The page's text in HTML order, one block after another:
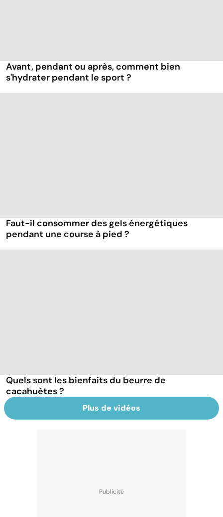
Avant, pendant ou après, comment bien
s'hydrater pendant le sport ?
Faut-il consommer des gels énergétiques
pendant une course à pied ?
Quels sont les bienfaits du beurre de
cacahuètes ?
Plus de vidéos